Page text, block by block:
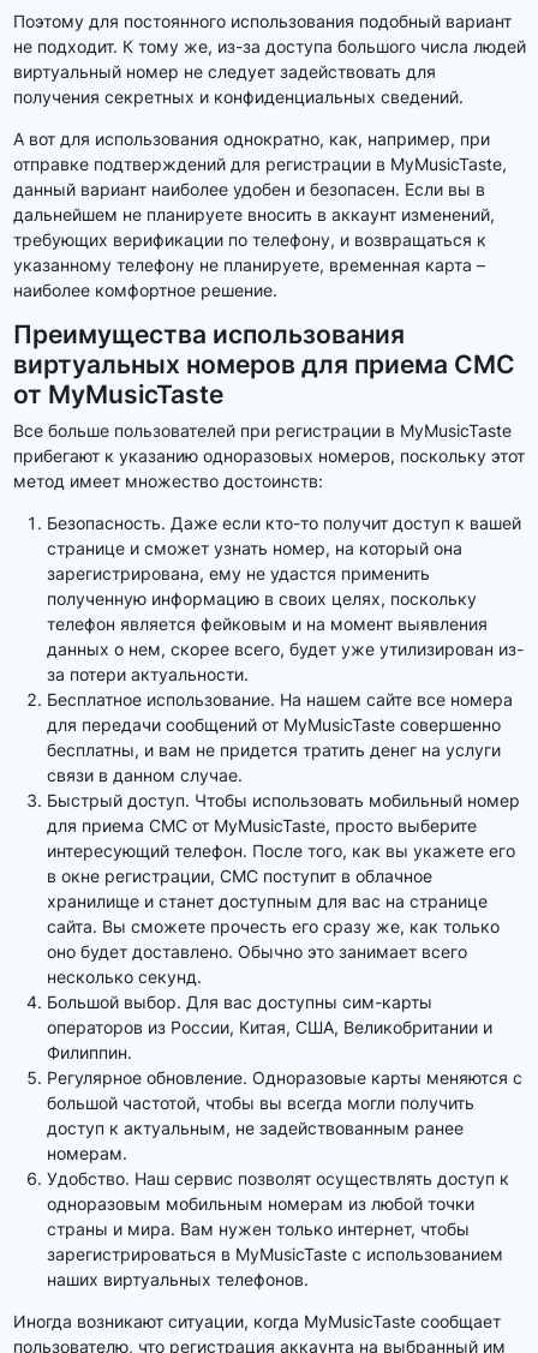
Поэтому для постоянного использования подобный вариант
не подходит. К тому же, из-за доступа большого числа людей
виртуальный номер не следует задействовать для
получения секретных и конфиденциальных сведений.
А вот для использования однократно, как, например, при
отправке подтверждений для регистрации в MyMusicTaste,
данный вариант наиболее удобен и безопасен. Если вы в
дальнейшем не планируете вносить в аккаунт изменений,
требующих верификации по телефону, и возвращаться к
указанному телефону не планируете, временная карта –
наиболее комфортное решение.
Преимущества использования
виртуальных номеров для приема СМС
от MyMusicTaste
Все больше пользователей при регистрации в MyMusicTaste
прибегают к указанию одноразовых номеров, поскольку этот
метод имеет множество достоинств:
Безопасность. Даже если кто-то получит доступ к вашей
странице и сможет узнать номер, на который она
зарегистрирована, ему не удастся применить
полученную информацию в своих целях, поскольку
телефон является фейковым и на момент выявления
данных о нем, скорее всего, будет уже утилизирован из-
за потери актуальности.
Бесплатное использование. На нашем сайте все номера
для передачи сообщений от MyMusicTaste совершенно
бесплатны, и вам не придется тратить денег на услуги
связи в данном случае.
Быстрый доступ. Чтобы использовать мобильный номер
для приема СМС от MyMusicTaste, просто выберите
интересующий телефон. После того, как вы укажете его
в окне регистрации, СМС поступит в облачное
хранилище и станет доступным для вас на странице
сайта. Вы сможете прочесть его сразу же, как только
оно будет доставлено. Обычно это занимает всего
несколько секунд.
Большой выбор. Для вас доступны сим-карты
операторов из России, Китая, США, Великобритании и
Филиппин.
Регулярное обновление. Одноразовые карты меняются с
большой частотой, чтобы вы всегда могли получить
доступ к актуальным, не задействованным ранее
номерам.
Удобство. Наш сервис позволят осуществлять доступ к
одноразовым мобильным номерам из любой точки
страны и мира. Вам нужен только интернет, чтобы
зарегистрироваться в MyMusicTaste с использованием
наших виртуальных телефонов.
Иногда возникают ситуации, когда MyMusicTaste сообщает
пользователю, что регистрация аккаунта на выбранный им